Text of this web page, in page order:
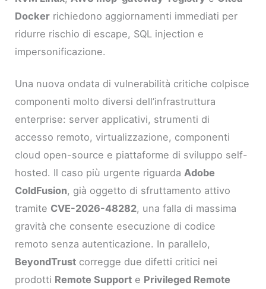
Docker richiedono aggiornamenti immediati per
ridurre rischio di escape, SQL injection e
impersonificazione.
Una nuova ondata di vulnerabilità critiche colpisce
componenti molto diversi dell’infrastruttura
enterprise: server applicativi, strumenti di
accesso remoto, virtualizzazione, componenti
cloud open-source e piattaforme di sviluppo self-
hosted. Il caso più urgente riguardaAdobe
ColdFusion, già oggetto di sfruttamento attivo
tramite CVE-2026-48282, una falla di massima
gravità che consente esecuzione di codice
remoto senza autenticazione. In parallelo,
BeyondTrust corregge due difetti critici nei
prodotti Remote Support e Privileged Remote